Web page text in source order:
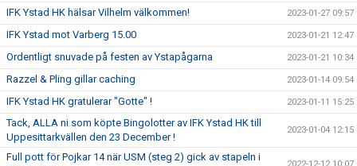
IFK Ystad HK hälsar Vilhelm välkommen! 2023-01-27 09:57
IFK Ystad mot Varberg 15.00 2023-01-21 12:47
Ordentligt snuvade på festen av Ystapågarna 2023-01-21 10:34
Razzel & Pling gillar caching 2023-01-14 09:54
IFK Ystad HK gratulerar "Gotte" ! 2023-01-11 15:25
Tack, ALLA ni som köpte Bingolotter av IFK Ystad HK till
Uppesittarkvällen den 23 December !
2023-01-04 12:15
Full pott för Pojkar 14 när USM (steg 2) gick av stapeln i